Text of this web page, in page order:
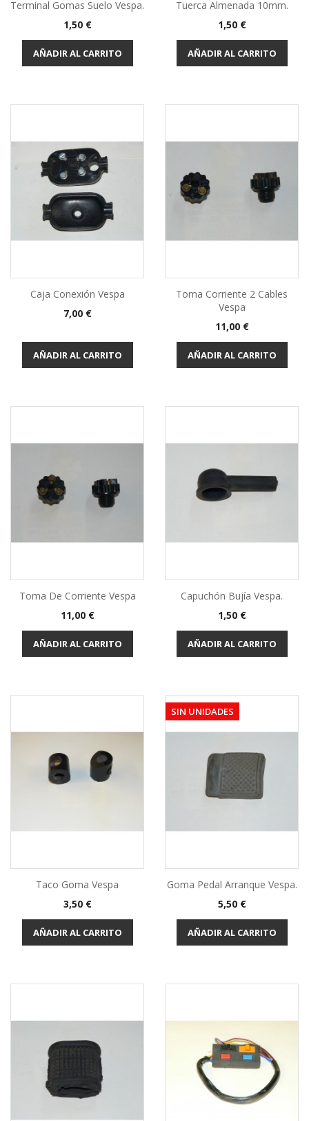
Terminal Gomas Suelo Vespa.
Precio
1,50 €
AÑADIR AL CARRITO
Tuerca Almenada 10mm.
Precio
1,50 €
AÑADIR AL CARRITO
Caja Conexión Vespa
Precio
7,00 €
AÑADIR AL CARRITO
Toma Corriente 2 Cables
Vespa
Precio
11,00 €
AÑADIR AL CARRITO
Toma De Corriente Vespa
Precio
11,00 €
AÑADIR AL CARRITO
Capuchón Bujía Vespa.
Precio
1,50 €
AÑADIR AL CARRITO
Taco Goma Vespa
Precio
3,50 €
AÑADIR AL CARRITO
SIN UNIDADES
Goma Pedal Arranque Vespa.
Precio
5,50 €
AÑADIR AL CARRITO